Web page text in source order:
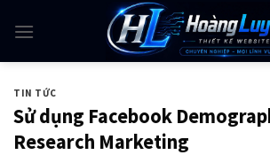
content
TIN TỨC
Sử dụng Facebook
Research Marketing